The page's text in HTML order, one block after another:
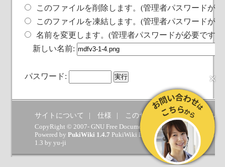
このファイルを削除します。(管理者パスワードが
このファイルを凍結します。(管理者パスワードが
名前を変更します。(管理者パスワードが必要です)
新しい名前:
パスワード:
サイトについて 仕様 このサイトへの要望 ヘルプ
CopyRight © 2007- GNU Free Documentation License.
Powered by PukiWiki 1.4.7 PukiWiki Developers Team( GPL )
1.3 by yu-ji
×